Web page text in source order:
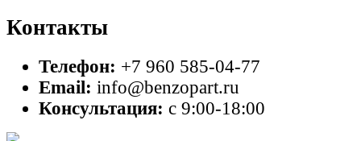
Контакты
Телефон: +7 960 585-04-77
Email: info@benzopart.ru
Консультация: с 9:00-18:00